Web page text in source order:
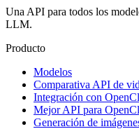
Una API para todos los
LLM.
Producto
Modelos
Comparativa API de
Integración con
Mejor API para
Generación de